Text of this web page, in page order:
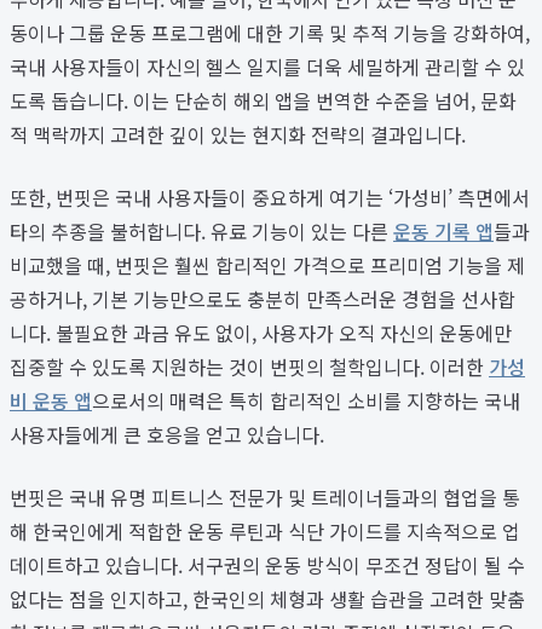
동이나 그룹 운동 프로그램에 대한 기록 및 추적 기능을 강화하여,
국내 사용자들이 자신의 헬스 일지를 더욱 세밀하게 관리할 수 있
도록 돕습니다. 이는 단순히 해외 앱을 번역한 수준을 넘어, 문화
적 맥락까지 고려한 깊이 있는 현지화 전략의 결과입니다.
또한, 번핏은 국내 사용자들이 중요하게 여기는 ‘가성비’ 측면에서
타의 추종을 불허합니다. 유료 기능이 있는 다른 운동 기록 앱들과
비교했을 때, 번핏은 훨씬 합리적인 가격으로 프리미엄 기능을 제
공하거나, 기본 기능만으로도 충분히 만족스러운 경험을 선사합
니다. 불필요한 과금 유도 없이, 사용자가 오직 자신의 운동에만
집중할 수 있도록 지원하는 것이 번핏의 철학입니다. 이러한 가성
비 운동 앱으로서의 매력은 특히 합리적인 소비를 지향하는 국내
사용자들에게 큰 호응을 얻고 있습니다.
번핏은 국내 유명 피트니스 전문가 및 트레이너들과의 협업을 통
해 한국인에게 적합한 운동 루틴과 식단 가이드를 지속적으로 업
데이트하고 있습니다. 서구권의 운동 방식이 무조건 정답이 될 수
없다는 점을 인지하고, 한국인의 체형과 생활 습관을 고려한 맞춤